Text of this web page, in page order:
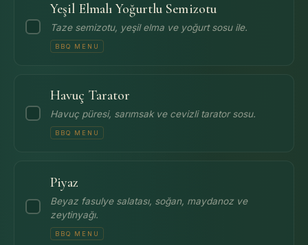
Yeşil Elmalı Yoğurtlu Semizotu
Taze semizotu, yeşil elma ve yoğurt sosu ile.
BBQ MENU
Havuç Tarator
Havuç püresi, sarımsak ve cevizli tarator sosu.
BBQ MENU
Piyaz
Beyaz fasulye salatası, soğan, maydanoz ve
zeytinyağı.
BBQ MENU